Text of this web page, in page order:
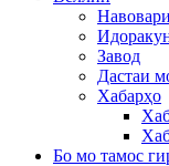
Завод
Дастаи
Хабарҳо
Бо мо тамос